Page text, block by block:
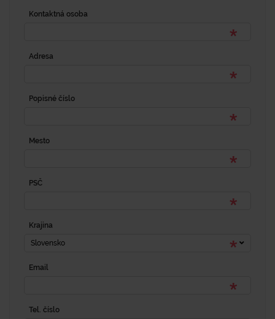
Kontaktná osoba
Adresa
Popisné číslo
Mesto
PSČ
Krajina
Slovensko
Email
Tel. číslo